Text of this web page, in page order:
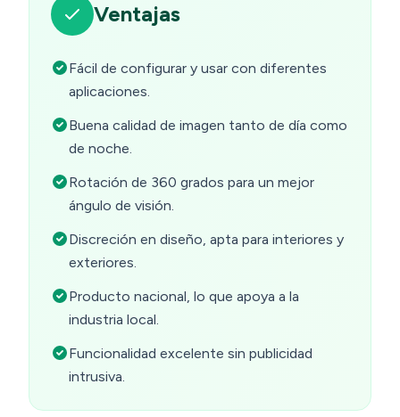
Ventajas
Fácil de configurar y usar con diferentes
aplicaciones.
Buena calidad de imagen tanto de día como
de noche.
Rotación de 360 grados para un mejor
ángulo de visión.
Discreción en diseño, apta para interiores y
exteriores.
Producto nacional, lo que apoya a la
industria local.
Funcionalidad excelente sin publicidad
intrusiva.